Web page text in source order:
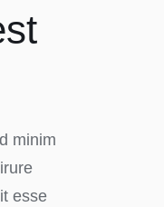
minim
esse